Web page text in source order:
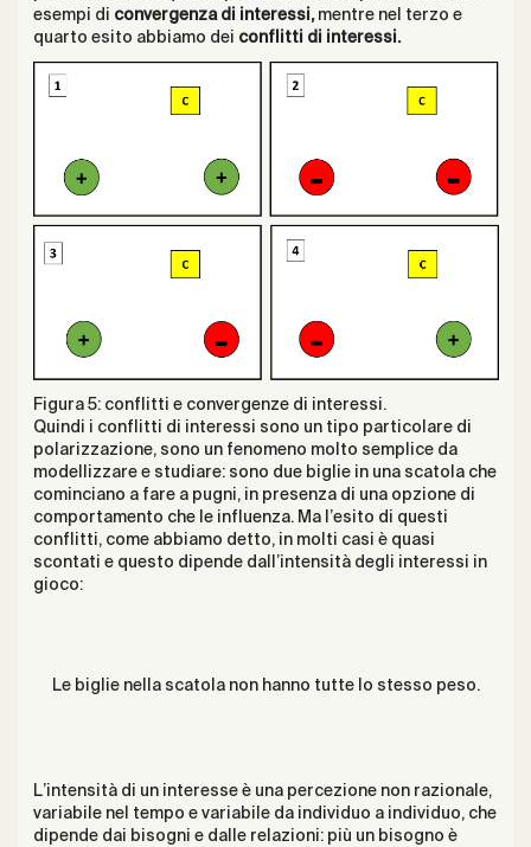
esempi di convergenza di interessi, mentre nel terzo e
quarto esito abbiamo dei conflitti di interessi.
Figura 5: conflitti e convergenze di interessi.
Quindi i conflitti di interessi sono un tipo particolare di
polarizzazione, sono un fenomeno molto semplice da
modellizzare e studiare: sono due biglie in una scatola che
cominciano a fare a pugni, in presenza di una opzione di
comportamento che le influenza. Ma l’esito di questi
conflitti, come abbiamo detto, in molti casi è quasi
scontati e questo dipende dall’intensità degli interessi in
gioco:
Le biglie nella scatola non hanno tutte lo stesso peso.
L’intensità di un interesse è una percezione non razionale,
variabile nel tempo e variabile da individuo a individuo, che
dipende dai bisogni e dalle relazioni: più un bisogno è